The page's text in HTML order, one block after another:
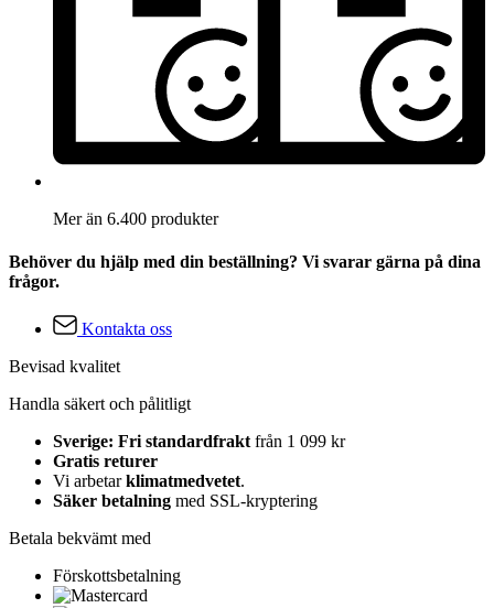
Mer än 6.400 produkter
Behöver du hjälp med din beställning? Vi svarar gärna på dina
frågor.
Kontakta oss
Bevisad kvalitet
Handla säkert och pålitligt
Sverige: Fri standardfrakt från 1 099 kr
Gratis returer
Vi arbetarklimatmedvetet.
Säker betalning med SSL-kryptering
Betala bekvämt med
Förskottsbetalning